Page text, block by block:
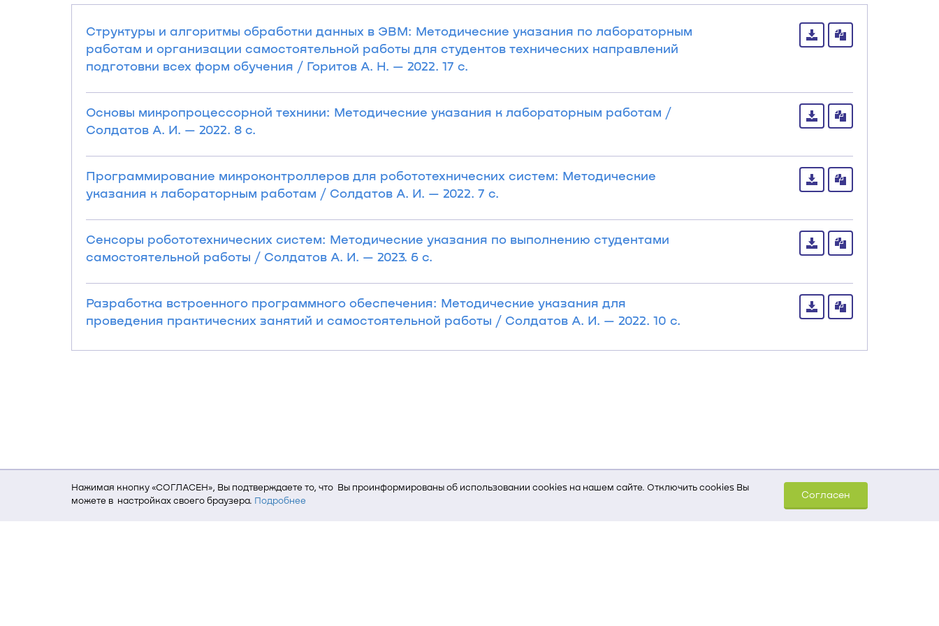
Нажимая кнопку «СОГЛАСЕН», Вы подтверждаете то, что Вы проинформированы об использовании cookies на нашем сайте. Отключить cookies Вы
можете в настройках своего браузера. Подробнее
Согласен
Структуры и алгоритмы обработки данных в ЭВМ: Методические указания по лабораторным
работам и организации самостоятельной работы для студентов технических направлений
подготовки всех форм обучения / Горитов А. Н. — 2022. 17 с.
Основы микропроцессорной техники: Методические указания к лабораторным работам /
Солдатов А. И. — 2022. 8 с.
Программирование микроконтроллеров для робототехнических систем: Методические
указания к лабораторным работам / Солдатов А. И. — 2022. 7 с.
Сенсоры робототехнических систем: Методические указания по выполнению студентами
самостоятельной работы / Солдатов А. И. — 2023. 6 с.
Разработка встроенного программного обеспечения: Методические указания для
проведения практических занятий и самостоятельной работы / Солдатов А. И. — 2022. 10 с.